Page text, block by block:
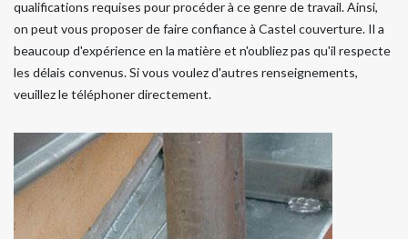
qualifications requises pour procéder à ce genre de travail. Ainsi,
on peut vous proposer de faire confiance à Castel couverture. Il a
beaucoup d'expérience en la matière et n'oubliez pas qu'il respecte
les délais convenus. Si vous voulez d'autres renseignements,
veuillez le téléphoner directement.